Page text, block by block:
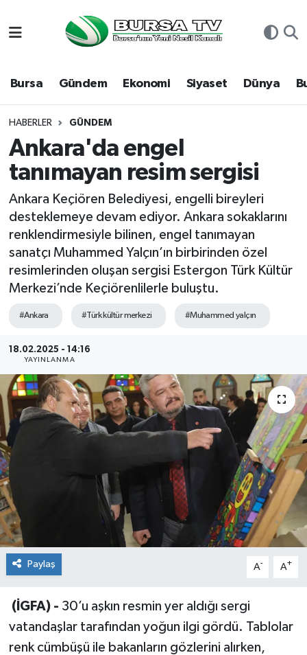
Bursa Gündem Ekonomi Siyaset Dünya
HABERLER GÜNDEM
Ankara'da engel
tanımayan resim sergisi
Ankara Keçiören Belediyesi, engelli bireyleri
desteklemeye devam ediyor. Ankara sokaklarını
renklendirmesiyle bilinen, engel tanımayan
sanatçı Muhammed Yalçın’ın birbirinden özel
resimlerinden oluşan sergisi Estergon Türk Kültür
Merkezi’nde Keçiörenlilerle buluştu.
#Ankara #Türk kültür merkezi #Muhammed yalçın
18.02.2025 - 14:16
YAYINLANMA
Paylaş A- A+
(İGFA) - 30’u aşkın resmin yer aldığı sergi
vatandaşlar tarafından yoğun ilgi gördü. Tablolar
renk cümbüşü ile bakanların gözlerini alırken,
Bursa
Dünya
Eğitim
Ekonomi
Genel
Gündem
Spor
Teknoloji
Hava Durumu
Namaz Vakitleri
Trafik Durumu
Süper Lig Puan Durumu ve Fikstür
Tüm Manşetler
Son Dakika Haberleri
Haber Arşivi